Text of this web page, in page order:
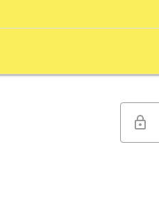
componentelor
componentelor
extern.